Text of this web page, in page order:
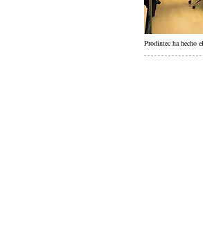
Prodintec ha hecho